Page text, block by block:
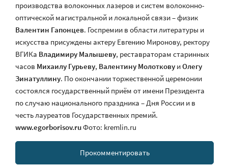
производства волоконных лазеров и систем волоконно-
оптической магистральной и локальной связи – физик
Валентин Гапонцев. Госпремии в области литературы и
искусства присуждены актеру Евгению Миронову, ректору
ВГИКа Владимиру Малышеву, реставраторам старинных
часов Михаилу Гурьеву, Валентину Молоткову иОлегу
Зинатуллину. По окончании торжественной церемонии
состоялся государственный приём от имени Президента
по случаю национального праздника – Дня России и в
честь лауреатов Государственных премий.
www.egorborisov.ruФото: kremlin.ru
Прокомментировать